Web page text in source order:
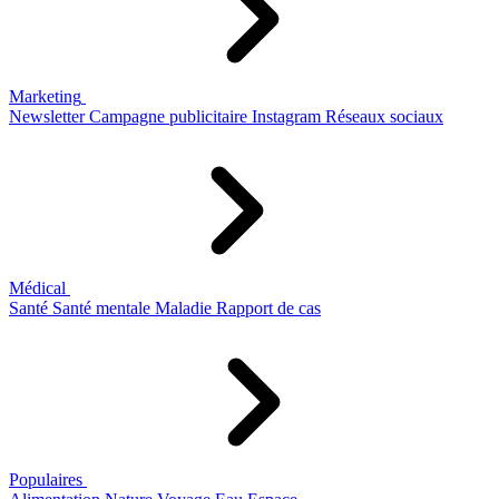
Marketing
Newsletter Campagne publicitaire Instagram Réseaux sociaux
Médical
Santé Santé mentale Maladie Rapport de cas
Populaires